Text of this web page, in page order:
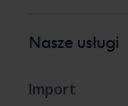
Nasze usługi
Import